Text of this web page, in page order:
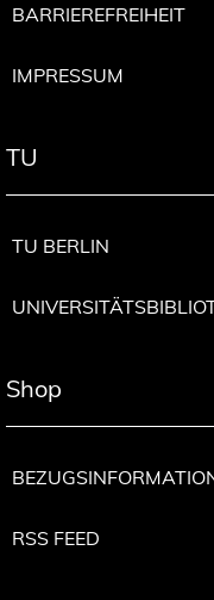
BARRIEREFREIHEIT
IMPRESSUM
TU
TU BERLIN
Shop
RSS FEED